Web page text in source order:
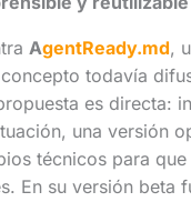
AgentReady.md,
todavía
es directa:
una versión
técnicos para que
En su versión beta